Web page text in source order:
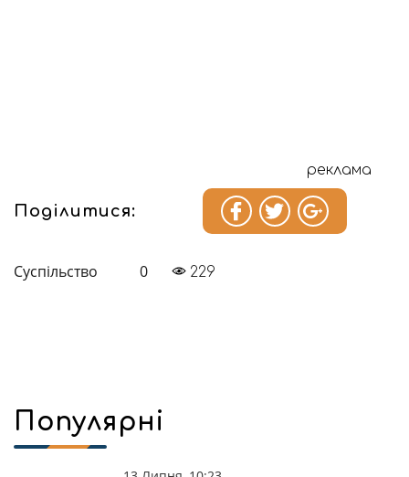
реклама
Поділитися:
Суспільство 0 229
Популярні